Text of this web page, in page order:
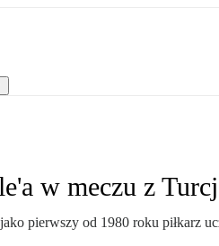
w meczu z
pierwszy od 1980 roku piłkarz